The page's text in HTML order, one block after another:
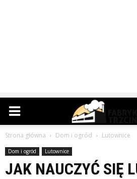
Strona główna Dom i ogród Lutownice
Dom i ogród Lutownice
JAK NAUCZYĆ SIĘ